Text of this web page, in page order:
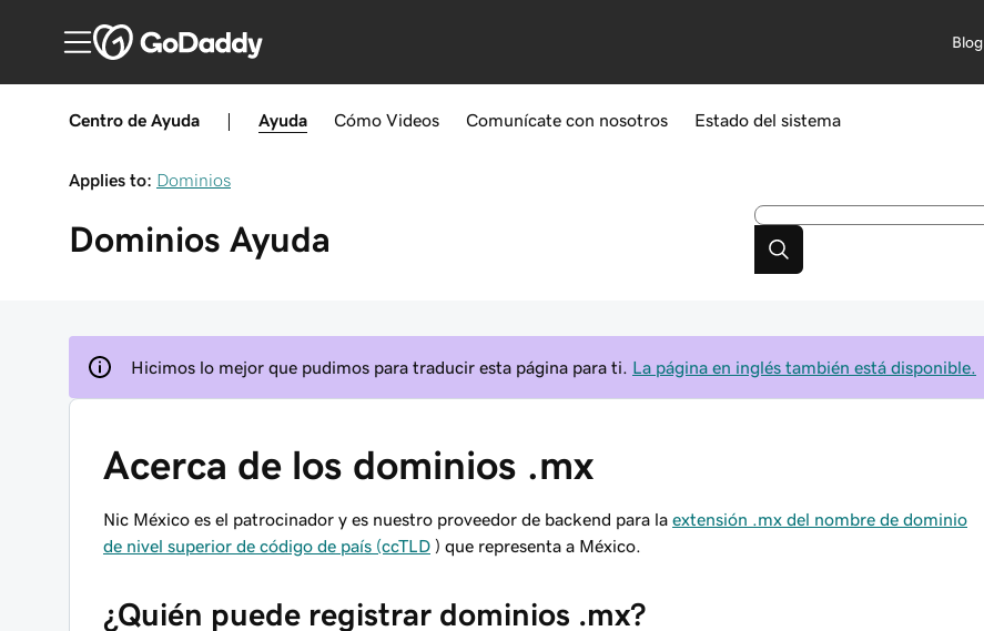
Blog
Centro de Ayuda Ayuda Cómo Videos Comunícate con nosotros Estado del sistema
Applies to: Dominios
Dominios Ayuda
Hicimos lo mejor que pudimos para traducir esta página para ti. La página en inglés también está disponible.
Acerca de los dominios .mx
Nic México es el patrocinador y es nuestro proveedor de backend para la extensión .mx del nombre de dominio
de nivel superior de código de país (ccTLD ) que representa a México.
¿Quién puede registrar dominios .mx?